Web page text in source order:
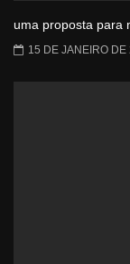
uma proposta para
15 DE JANEIRO DE